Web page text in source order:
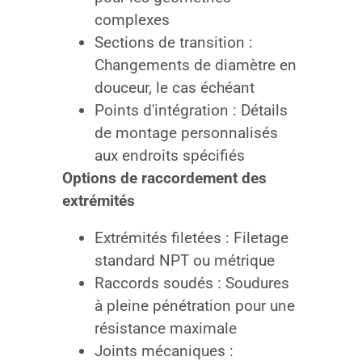
complexes
Sections de transition :
Changements de diamètre en
douceur, le cas échéant
Points d'intégration : Détails
de montage personnalisés
aux endroits spécifiés
Options de raccordement des
extrémités
Extrémités filetées : Filetage
standard NPT ou métrique
Raccords soudés : Soudures
à pleine pénétration pour une
résistance maximale
Joints mécaniques :